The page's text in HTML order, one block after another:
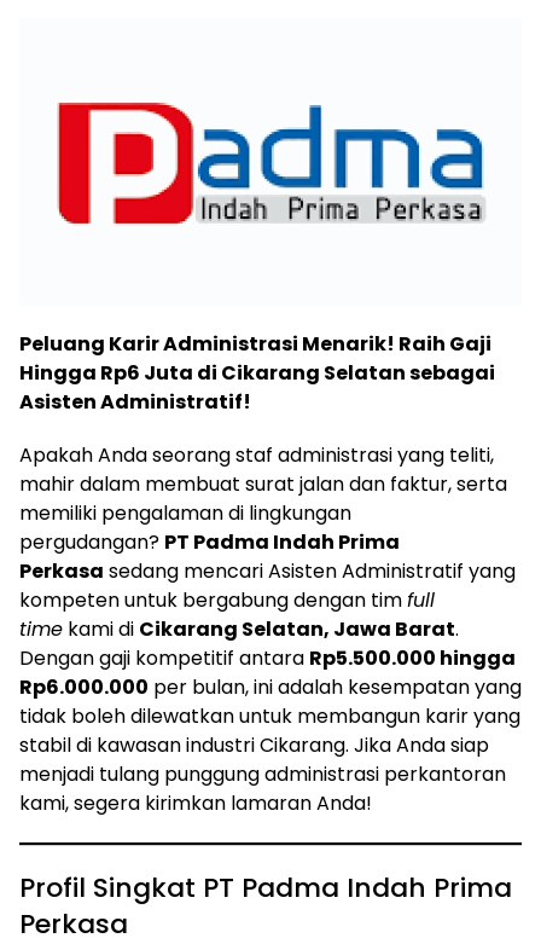
Peluang Karir Administrasi Menarik! Raih Gaji
Hingga Rp6 Juta di Cikarang Selatan sebagai
Asisten Administratif!
Apakah Anda seorang staf administrasi yang teliti,
mahir dalam membuat surat jalan dan faktur, serta
memiliki pengalaman di lingkungan
pergudangan? PT Padma Indah Prima
Perkasa sedang mencari Asisten Administratif yang
kompeten untuk bergabung dengan timfull
time kami di Cikarang Selatan, Jawa Barat.
Dengan gaji kompetitif antara Rp5.500.000 hingga
Rp6.000.000 per bulan, ini adalah kesempatan yang
tidak boleh dilewatkan untuk membangun karir yang
stabil di kawasan industri Cikarang. Jika Anda siap
menjadi tulang punggung administrasi perkantoran
kami, segera kirimkan lamaran Anda!
Profil Singkat PT Padma Indah Prima
Perkasa